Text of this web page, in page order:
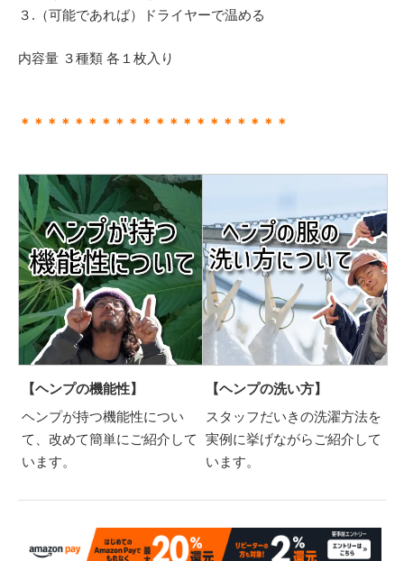
３.（可能であれば）ドライヤーで温める
内容量 ３種類 各１枚入り
＊＊＊＊＊＊＊＊＊＊＊＊＊＊＊＊＊＊＊＊
【ヘンプの機能性】
ヘンプが持つ機能性につい
て、改めて簡単にご紹介して
います。
【ヘンプの洗い方】
スタッフだいきの洗濯方法を
実例に挙げながらご紹介して
います。